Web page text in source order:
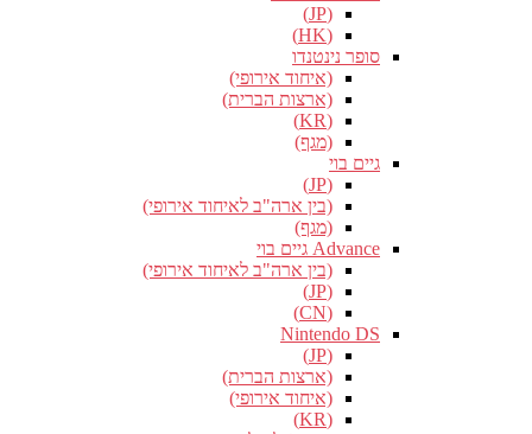
(JP)
(HK)
סופר נינטנדו
(איחוד אירופי)
(ארצות הברית)
(KR)
(מגף)
גיים בוי
(JP)
(בין ארה"ב לאיחוד אירופי)
(מגף)
Advance גיים בוי
(בין ארה"ב לאיחוד אירופי)
(JP)
(CN)
Nintendo DS
(JP)
(ארצות הברית)
(איחוד אירופי)
(KR)